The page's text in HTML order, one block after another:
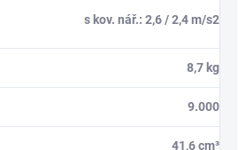
s kov. nář.: 2,6 / 2,4 m/s2
8,7 kg
9.000
41,6 cm³